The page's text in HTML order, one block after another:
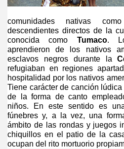
comunidades nativas
descendientes directos de la
conocida como Tumaco.
aprendieron de los nativos
esclavos negros durante la
refugiaban en regiones
hospitalidad por los nativos
Tiene carácter de canción
de la forma de canto
niños. En este sentido es
fúnebres y, a la vez, una
ámbito de las rondas y juegos
chiquillos en el patio de la
ocupan del rito mortuorio